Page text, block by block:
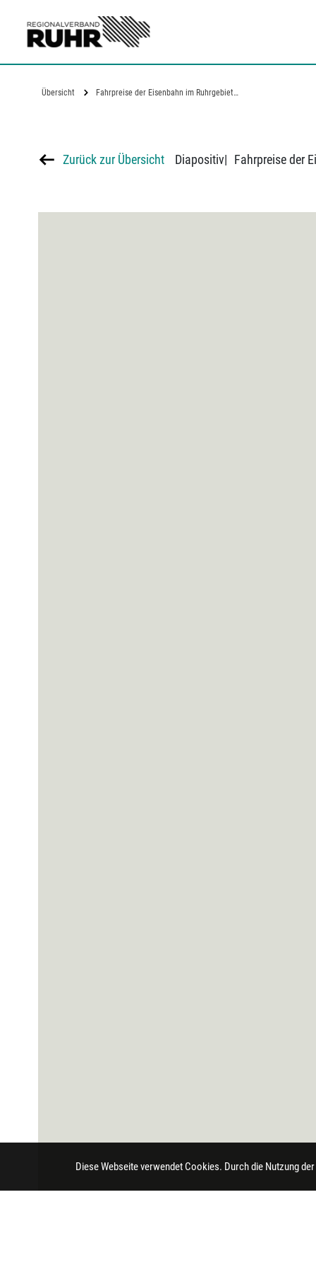
Übersicht Fahrpreise der Eisenbahn im Ruhrgebiet…
Zurück zur Übersicht Diapositiv| Fahrpreise der
Diese Webseite verwendet Cookies. Durch die Nutzung